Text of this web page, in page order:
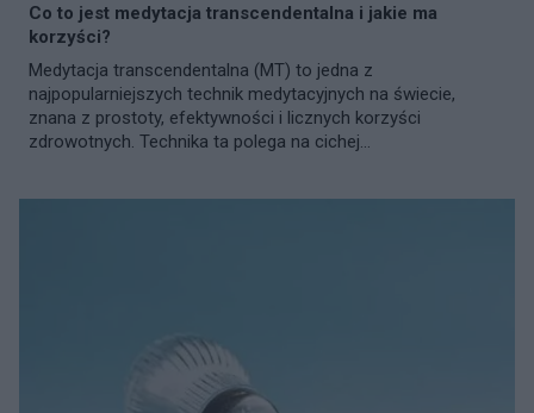
Co to jest medytacja transcendentalna i jakie ma
korzyści?
Medytacja transcendentalna (MT) to jedna z
najpopularniejszych technik medytacyjnych na świecie,
znana z prostoty, efektywności i licznych korzyści
zdrowotnych. Technika ta polega na cichej...